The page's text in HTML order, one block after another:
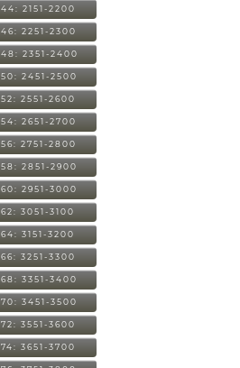
44: 2151-2200
46: 2251-2300
48: 2351-2400
50: 2451-2500
52: 2551-2600
54: 2651-2700
56: 2751-2800
58: 2851-2900
60: 2951-3000
62: 3051-3100
64: 3151-3200
66: 3251-3300
68: 3351-3400
70: 3451-3500
72: 3551-3600
74: 3651-3700